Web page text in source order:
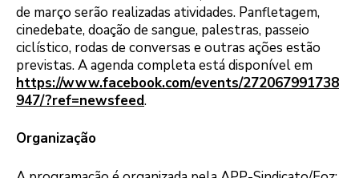
de março serão realizadas atividades. Panfletagem,
cinedebate, doação de sangue, palestras, passeio
ciclístico, rodas de conversas e outras ações estão
previstas. A agenda completa está disponível em
https://www.facebook.com/events/272067991738
947/?ref=newsfeed.
Organização